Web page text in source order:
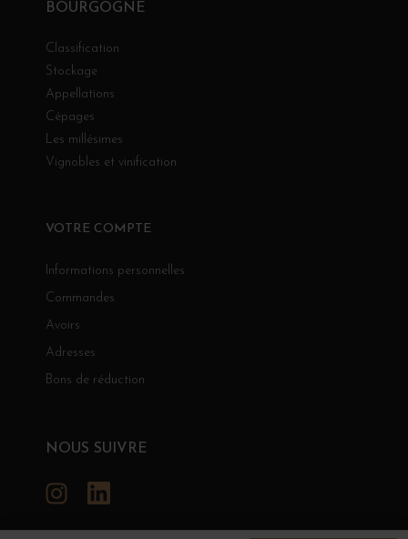
BOURGOGNE
Classification
Stockage
Appellations
Cépages
Les millésimes
Vignobles et vinification
VOTRE COMPTE
Informations personnelles
Commandes
Avoirs
Adresses
Bons de réduction
NOUS SUIVRE
Instagram